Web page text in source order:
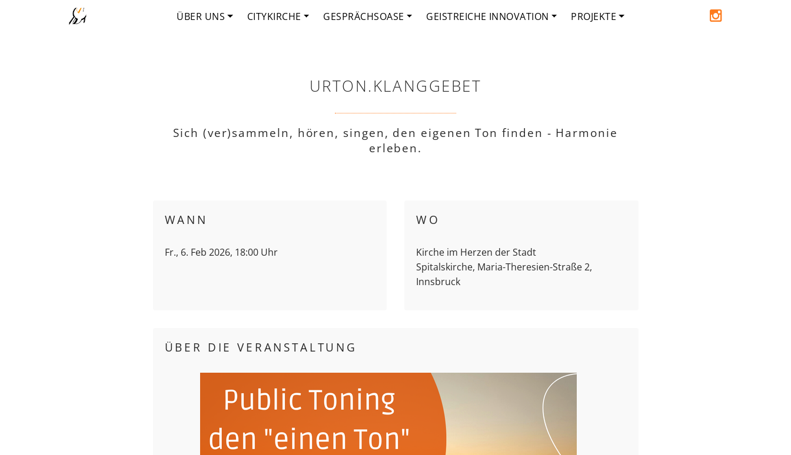
ÜBER UNS CITYKIRCHE GESPRÄCHSOASE GEISTREICHE INNOVATION PROJEKTE
URTON.KLANGGEBET
Sich (ver)sammeln, hören, singen, den eigenen Ton finden - Harmonie
erleben.
WANN
Fr., 6. Feb 2026, 18:00 Uhr
WO
Kirche im Herzen der Stadt
Spitalskirche, Maria-Theresien-Straße 2,
Innsbruck
ÜBER DIE VERANSTALTUNG